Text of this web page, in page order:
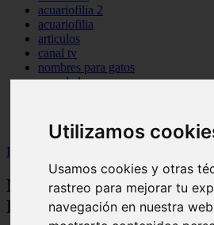
Utilizamos
Usamos cookies y otras
rastreo para mejorar tu
navegación en nuestra
acuariofilia 2
acuariofilia
articulos
canal tv
nombres para gatos
novedades
zona pro
Inicio
Nombres para Perros
Hembra